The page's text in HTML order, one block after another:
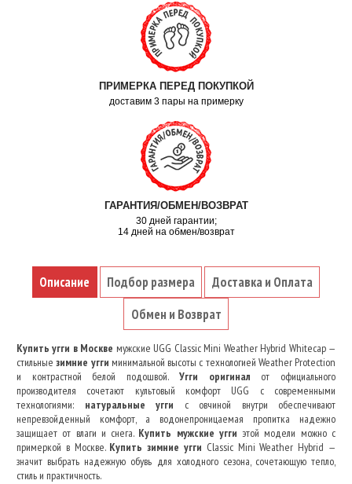
ПРИМЕРКА ПЕРЕД ПОКУПКОЙ
доставим 3 пары на примерку
ГАРАНТИЯ/ОБМЕН/ВОЗВРАТ
30 дней гарантии;
14 дней на обмен/возврат
Описание Подбор размера
Доставка и Оплата
Обмен и Возврат
Купить угги в Москве мужские UGG Classic Mini Weather Hybrid Whitecap —
стильныезимние угги минимальной высоты с технологией Weather Protection
и контрастной белой подошвой. Угги оригинал от официального
производителя сочетают культовый комфорт UGG с современными
технологиями: натуральные угги с овчиной внутри обеспечивают
непревзойденный комфорт, а водонепроницаемая пропитка надежно
защищает от влаги и снега. Купить мужские угги этой модели можно с
примеркой в Москве. Купить зимние угги Classic Mini Weather Hybrid —
значит выбрать надежную обувь для холодного сезона, сочетающую тепло,
стиль и практичность.